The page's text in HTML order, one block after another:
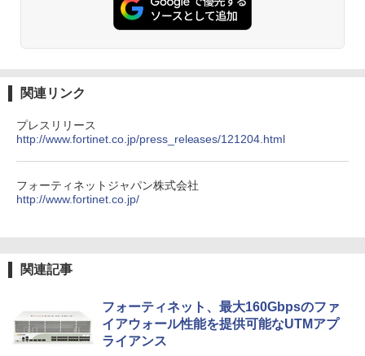
関連リンク
プレスリリース
http://www.fortinet.co.jp/press_releases/121204.html
フォーティネットジャパン株式会社
http://www.fortinet.co.jp/
関連記事
フォーティネット、最大160Gbpsのファ
イアウォール性能を提供可能なUTMアプ
ライアンス